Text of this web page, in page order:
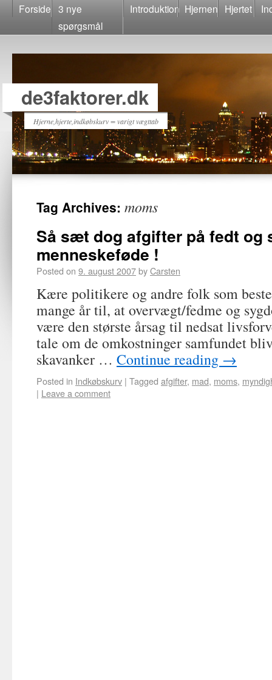
Forside 3 nye
spørgsmål
Introduktion Hjernen Hjertet
de3faktorer.dk
Hjerne,hjerte,indkøbskurv = varigt vægttab
Tag Archives: moms
Så sæt dog afgifter på fedt og
menneskeføde !
Posted on 9. august 2007byCarsten
Kære politikere og andre folk som
mange år til, at overvægt/fedme og
være den største årsag til nedsat
tale om de omkostninger samfundet
skavanker … Continue reading →
Posted in Indkøbskurv | Tagged afgifter, mad, moms,
| Leave a comment